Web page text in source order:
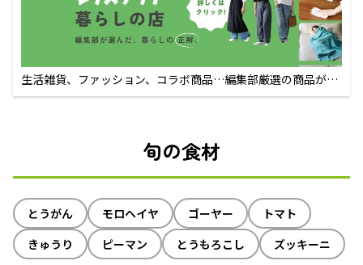
生活雑貨、ファッション、コラボ商品…編集部厳選の商品が買
えるECサイト
旬の食材
とうがん モロヘイヤ ゴーヤー
トマト
きゅうり
ピーマン とうもろこし ズッキーニ